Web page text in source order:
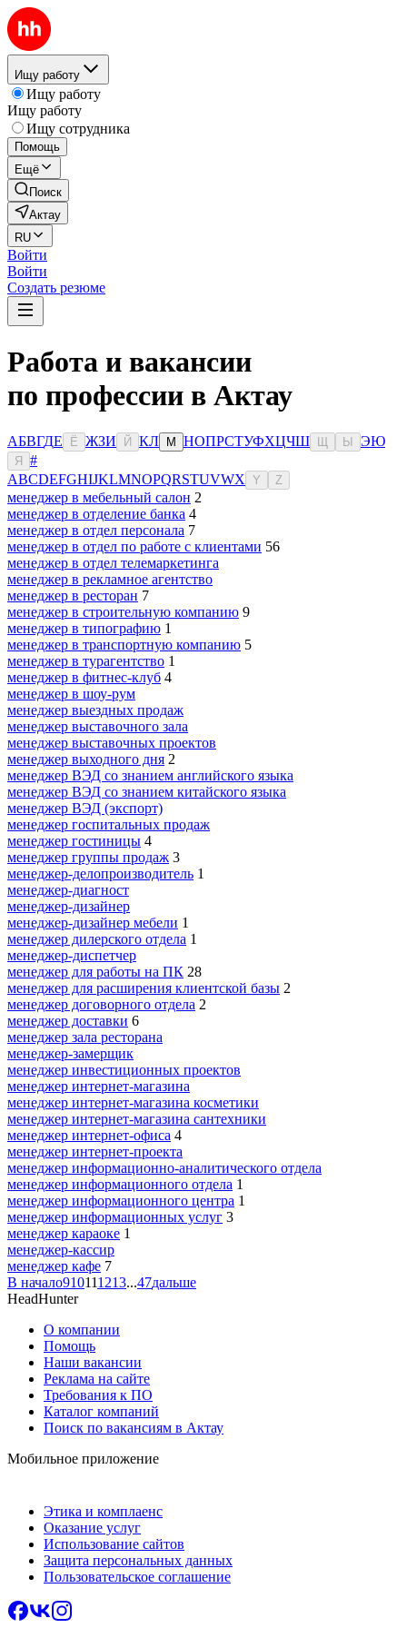
Ищу работу
Ищу работу
Ищу работу
Ищу сотрудника
Помощь
Ещё
Поиск
Актау
RU
Войти
Войти
Создать резюме
Работа и вакансии
по профессии в Актау
АБВГДЕ Ё ЖЗИ Й КЛ М НОПРСТУФХЦЧШ Ы ЭЮ
Я
#
ABCDEFGHIJKLMNOPQRSTUVWX Y Z
менеджер в мебельный салон 2
менеджер в отделение банка 4
менеджер в отдел персонала 7
менеджер в отдел по работе с клиентами 56
менеджер в отдел телемаркетинга
менеджер в рекламное агентство
менеджер в ресторан 7
менеджер в строительную компанию 9
менеджер в типографию 1
менеджер в транспортную компанию 5
менеджер в турагентство 1
менеджер в фитнес-клуб 4
менеджер в шоу-рум
менеджер выездных продаж
менеджер выставочного зала
менеджер выставочных проектов
менеджер выходного дня 2
менеджер ВЭД со знанием английского языка
менеджер ВЭД со знанием китайского языка
менеджер ВЭД (экспорт)
менеджер госпитальных продаж
менеджер гостиницы 4
менеджер группы продаж 3
менеджер-делопроизводитель 1
менеджер-диагност
менеджер-дизайнер
менеджер-дизайнер мебели 1
менеджер дилерского отдела 1
менеджер-диспетчер
менеджер для работы на ПК 28
менеджер для расширения клиентской базы 2
менеджер договорного отдела 2
менеджер доставки 6
менеджер зала ресторана
менеджер-замерщик
менеджер инвестиционных проектов
менеджер интернет-магазина
менеджер интернет-магазина косметики
менеджер интернет-магазина сантехники
менеджер интернет-офиса 4
менеджер интернет-проекта
менеджер информационно-аналитического отдела
менеджер информационного отдела 1
менеджер информационного центра 1
менеджер информационных услуг 3
менеджер караоке 1
менеджер-кассир
менеджер кафе 7
В начало910111213...47дальше
HeadHunter
О компании
Помощь
Наши вакансии
Реклама на сайте
Требования к ПО
Каталог компаний
Поиск по вакансиям в Актау
Мобильное приложение
Этика и комплаенс
Оказание услуг
Использование сайтов
Защита персональных данных
Пользовательское соглашение